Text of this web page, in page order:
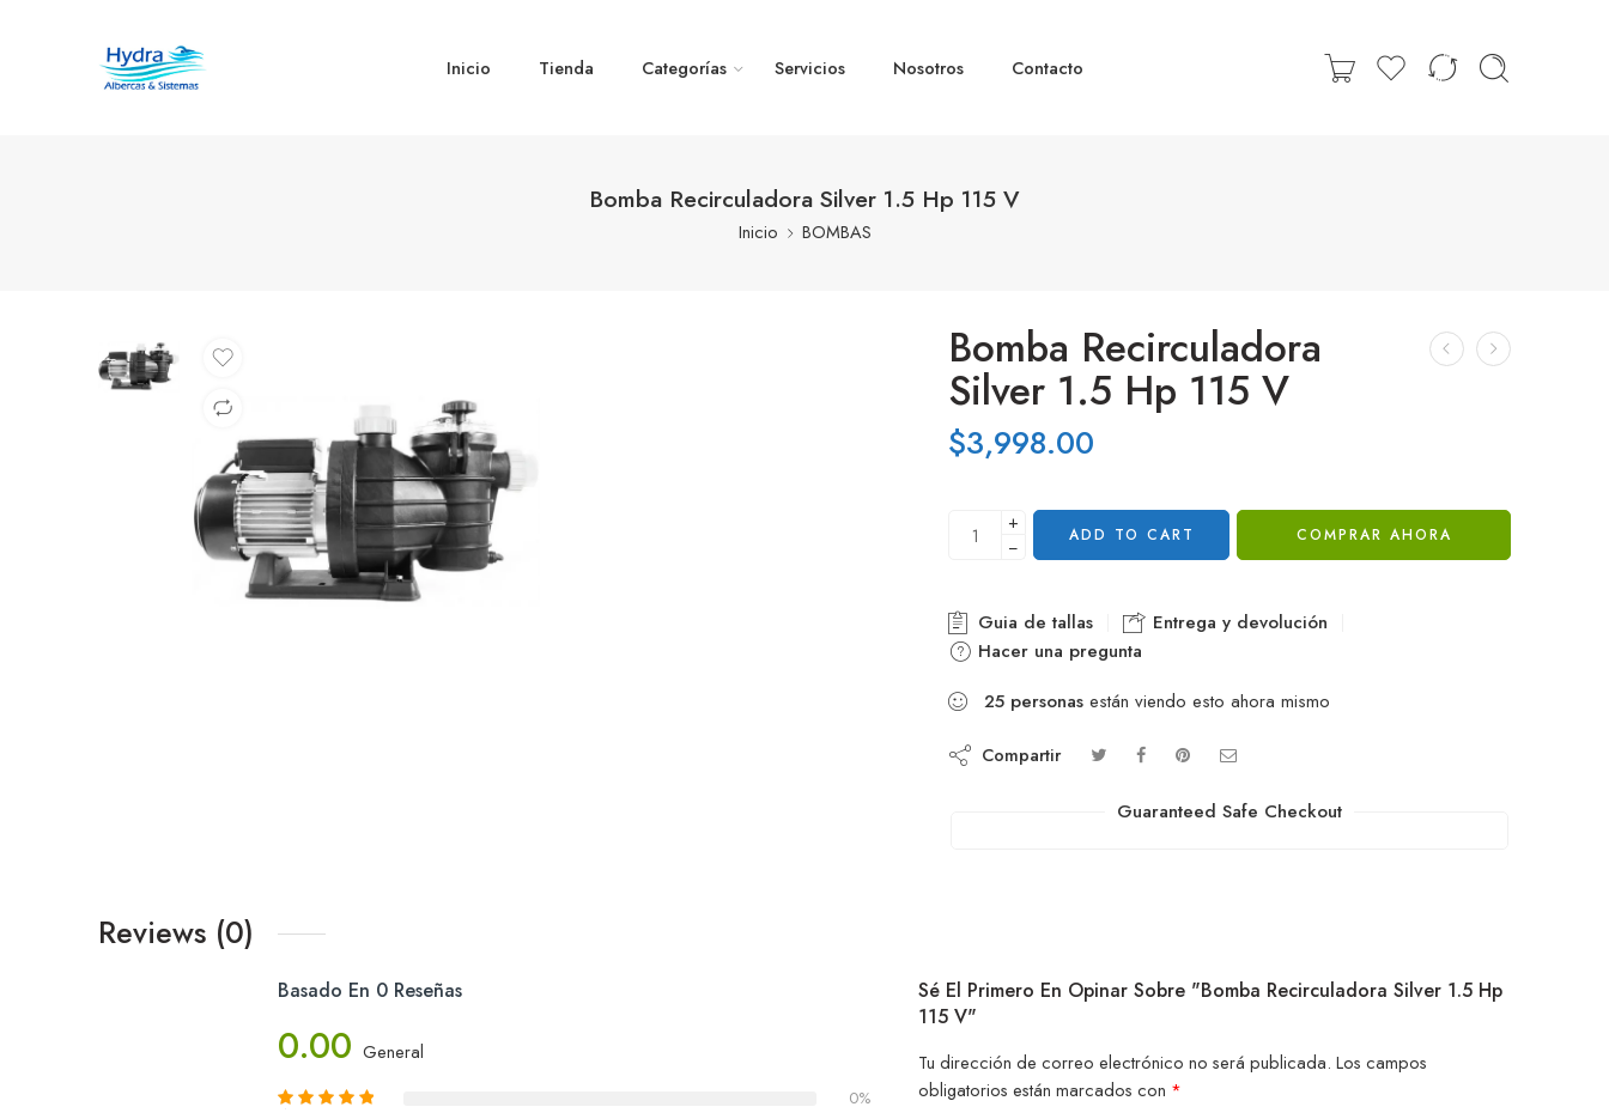
Inicio Tienda Categorías Servicios Nosotros Contacto
Bomba Recirculadora Silver 1.5 Hp 115 V
Inicio BOMBAS
Bomba Recirculadora
Silver 1.5 Hp 115 V
$3,998.00
+
−
ADD TO CART COMPRAR AHORA
Guia de tallas
Entrega y devolución
Hacer una pregunta
25 personas están viendo esto ahora mismo
Compartir
Guaranteed Safe Checkout
Reviews (0)
Basado En 0 Reseñas
0.00 General
0%
Sé El Primero En Opinar Sobre "Bomba Recirculadora Silver 1.5 Hp
115 V"
Tu dirección de correo electrónico no será publicada. Los campos
obligatorios están marcados con *